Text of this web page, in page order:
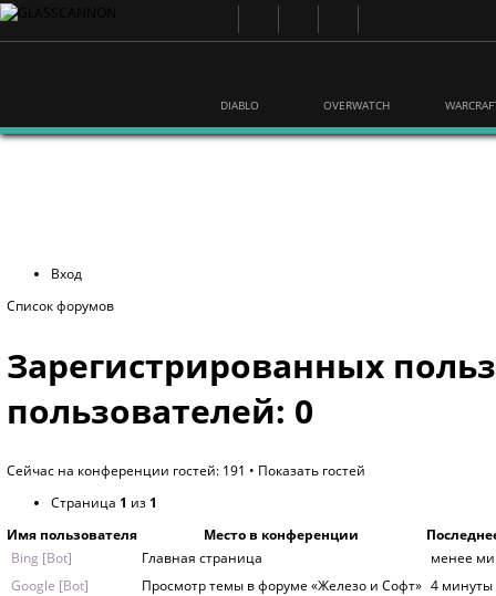
DIABLO OVERWATCH
Вход
Список форумов
Зарегистрированных
пользователей: 0
Сейчас на конференции гостей: 191 • Показать гостей
Страница 1 из 1
Имя пользователя
Место в конференции
Bing [Bot]
Главная страница
менее
Google [Bot]
Просмотр темы в форуме «Железо и Софт» 4 минуты